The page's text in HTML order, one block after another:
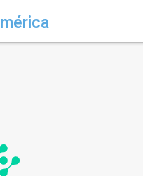
mérica